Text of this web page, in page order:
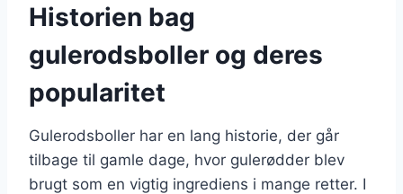
Historien bag
gulerodsboller og deres
popularitet
Gulerodsboller har en lang historie, der går
tilbage til gamle dage, hvor gulerødder blev
brugt som en vigtig ingrediens i mange retter. I